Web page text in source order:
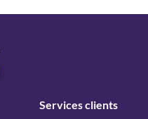
Services clients